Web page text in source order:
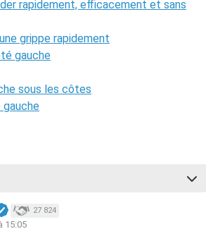
rapidement, efficacement et sans
grippe rapidement
gauche
sous les côtes
gauche
27 824
15:05